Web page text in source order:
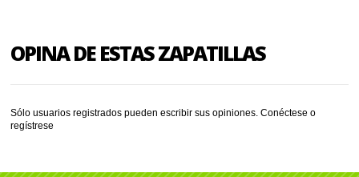
OPINA DE ESTAS ZAPATILLAS
Sólo usuarios registrados pueden escribir sus opiniones.Conéctese o
regístrese